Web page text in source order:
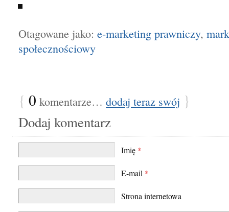
Otagowane jako: e-marketing prawniczy,
społecznościowy
{ 0 komentarze… dodaj teraz swój }
Dodaj komentarz
Imię *
E-mail *
Strona internetowa